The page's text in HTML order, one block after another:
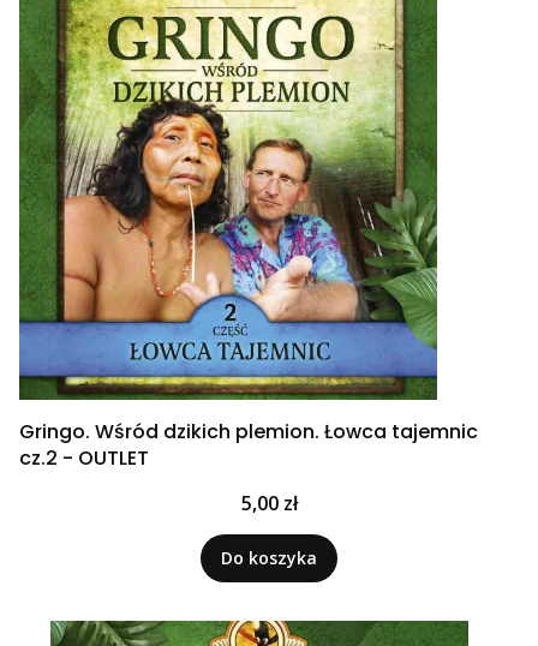
Gringo. Wśród dzikich plemion. Łowca tajemnic
cz.2 - OUTLET
Cena
5,00 zł
Do koszyka